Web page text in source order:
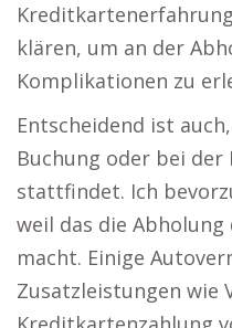
klären, um an der
Komplikationen zu
Entscheidend ist
Buchung oder bei der
stattfindet. Ich
weil das die
macht. Einige
Zusatzleistungen wie